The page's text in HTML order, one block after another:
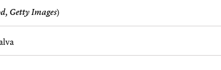
Getty Images)